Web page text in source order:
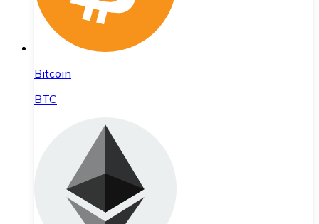
Bitcoin
BTC